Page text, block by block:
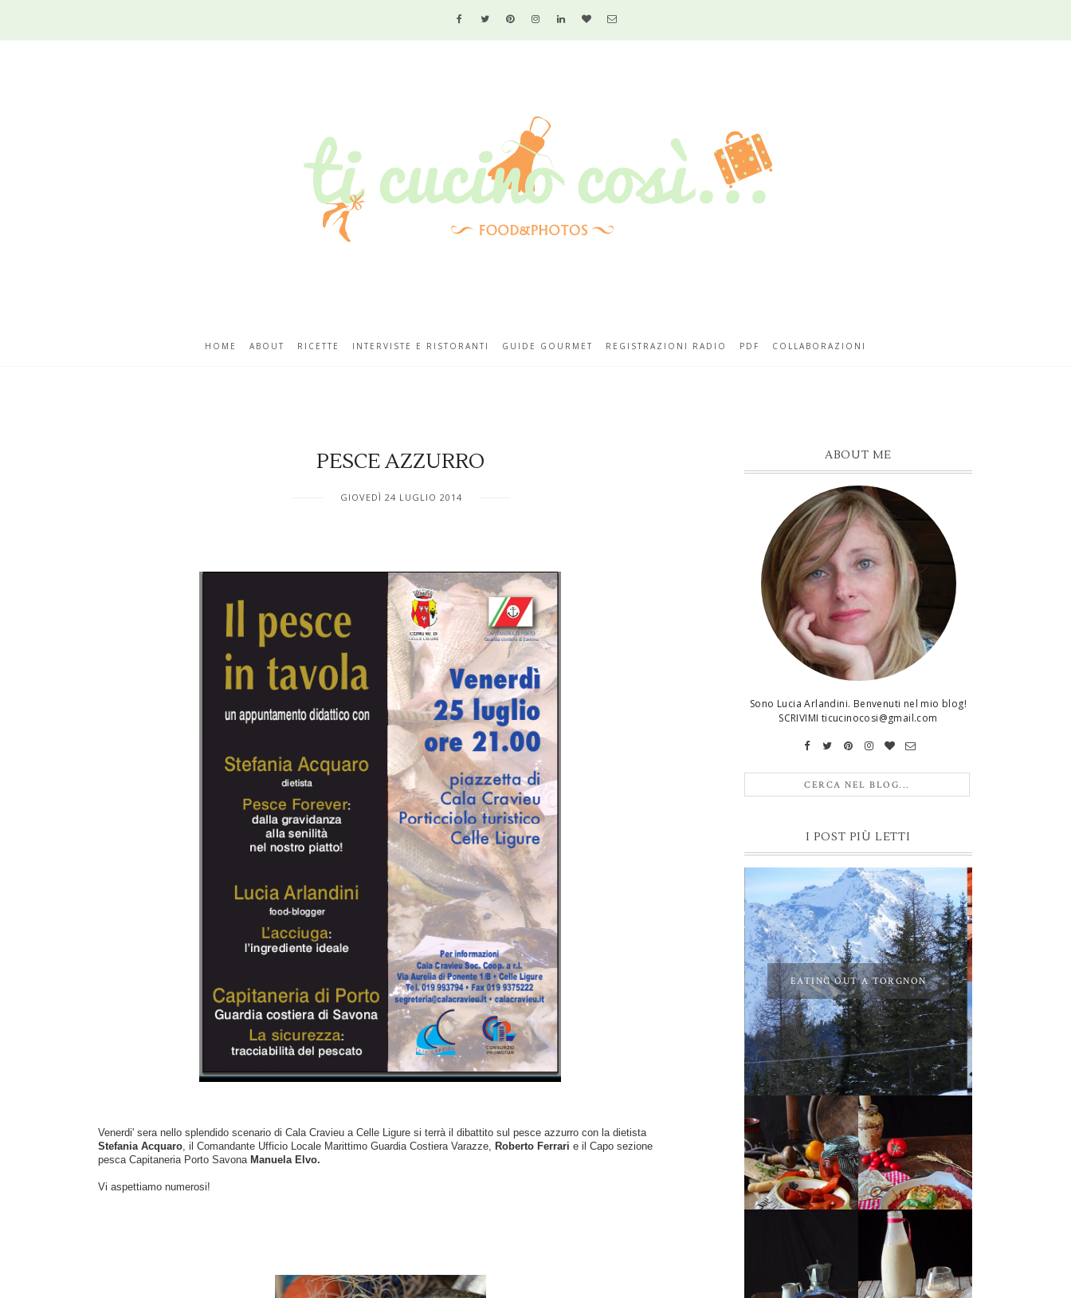
HOME ABOUT RICETTE INTERVISTE E RISTORANTI GUIDE GOURMET REGISTRAZIONI RADIO PDF COLLABORAZIONI
PESCE AZZURRO
GIOVEDÌ 24 LUGLIO 2014
Stefania Acquaro , il Comandante Ufficio Locale Marittimo Guardia Costiera Varazze, Roberto Ferrari e il Capo sezione
pesca Capitaneria Porto Savona Manuela Elvo.
Vi aspettiamo numerosi!
ABOUT ME
Sono Lucia Arlandini. Benvenuti nel mio blog!
SCRIVIMI ticucinocosi@gmail.com
I POST PIÙ LETTI
EATING OUT A TORGNON
PEPERONI ALLA
PIEMONTESE
GIRANDOLE DI
RICOTTA
MUG CAKE AL
CIOCCOLATO
MANDORLITO